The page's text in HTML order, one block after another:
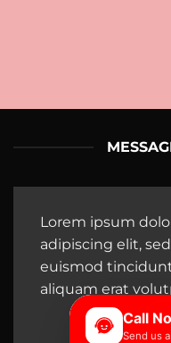
Lorem ipsum
adipiscing elit,
euismod
aliquam erat
Call
Send us